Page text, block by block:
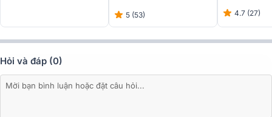
5 (53) 4.7 (27)
Hỏi và đáp (0)